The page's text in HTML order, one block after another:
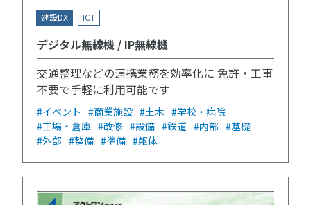
建設DX ICT
デジタル無線機 / IP無線機
交通整理などの連携業務を効率化に 免許・工事
不要で手軽に利用可能です
#イベント #商業施設 #土木 #学校・病院
#工場・倉庫 #改修 #設備 #鉄道 #内部 #基礎
#外部 #整備 #準備 #躯体